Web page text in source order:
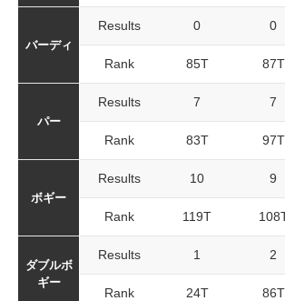
バーディ
Results 0 0
Rank 85T 87T
パー
Results 7 7
Rank 83T 97T
ボギー
Results 10 9
Rank 119T
ダブルボ
ギー
Results 1 2
Rank 24T 86T